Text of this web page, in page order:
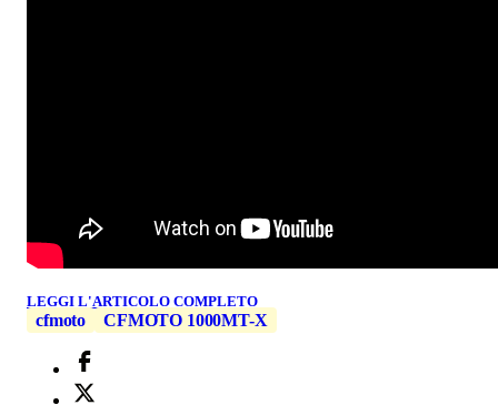
LEGGI L'ARTICOLO COMPLETO
cfmoto CFMOTO 1000MT-X